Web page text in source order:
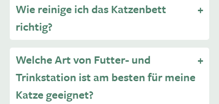
Wie reinige ich das Katzenbett
richtig?
Welche Art von Futter- und
Trinkstation ist am besten für meine
Katze geeignet?